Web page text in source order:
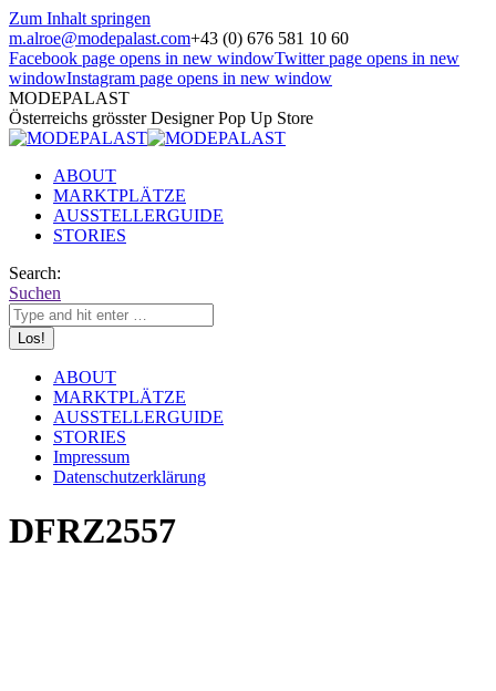
Zum Inhalt springen
m.alroe@modepalast.com+43 (0) 676 581 10 60
Facebook page opens in new windowTwitter page opens in new
windowInstagram page opens in new window
MODEPALAST
Österreichs grösster Designer Pop Up Store
ABOUT
MARKTPLÄTZE
AUSSTELLERGUIDE
STORIES
Search:
Suchen
ABOUT
MARKTPLÄTZE
AUSSTELLERGUIDE
STORIES
Impressum
Datenschutzerklärung
DFRZ2557